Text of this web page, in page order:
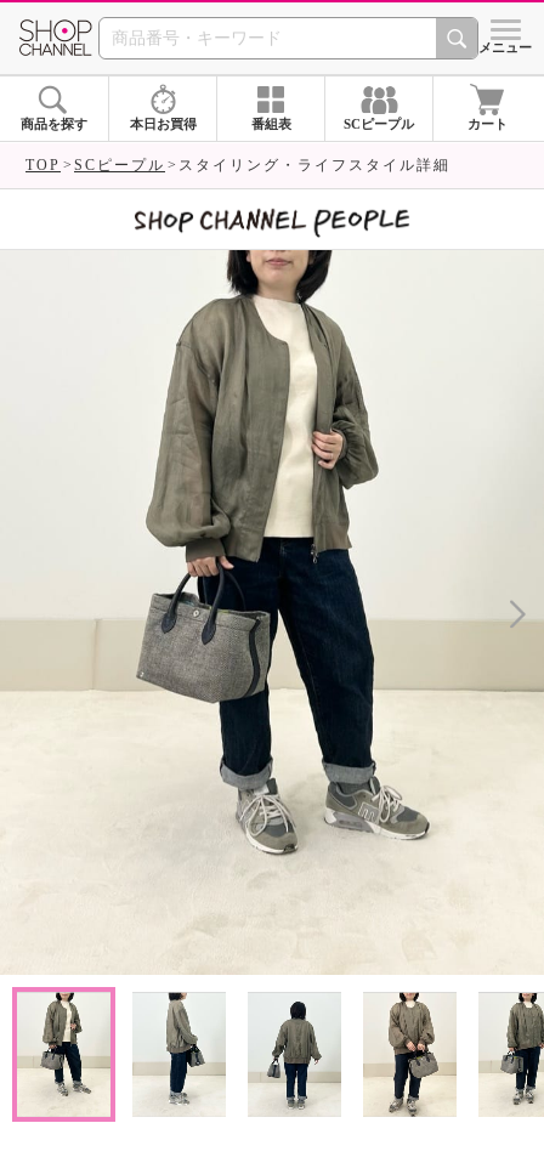
SHOP CHANNEL シメニュー
商品を探す 本日お買得 番組表 SCピープル カート
TOP SCピープル スタイリング・ライフスタイル詳細